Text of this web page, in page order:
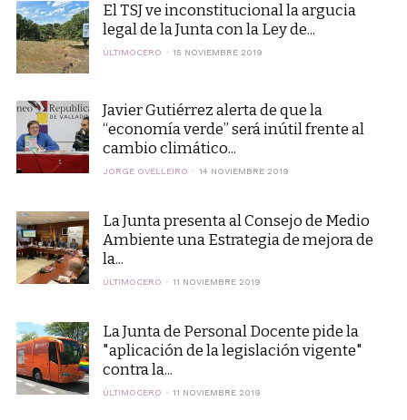
El TSJ ve inconstitucional la argucia
legal de la Junta con la Ley de...
ÚLTIMOCERO 15 NOVIEMBRE 2019
Javier Gutiérrez alerta de que la
“economía verde” será inútil frente al
cambio climático...
JORGE OVELLEIRO 14 NOVIEMBRE 2019
La Junta presenta al Consejo de Medio
Ambiente una Estrategia de mejora de
la...
ÚLTIMOCERO 11 NOVIEMBRE 2019
La Junta de Personal Docente pide la
"aplicación de la legislación vigente"
contra la...
ÚLTIMOCERO 11 NOVIEMBRE 2019